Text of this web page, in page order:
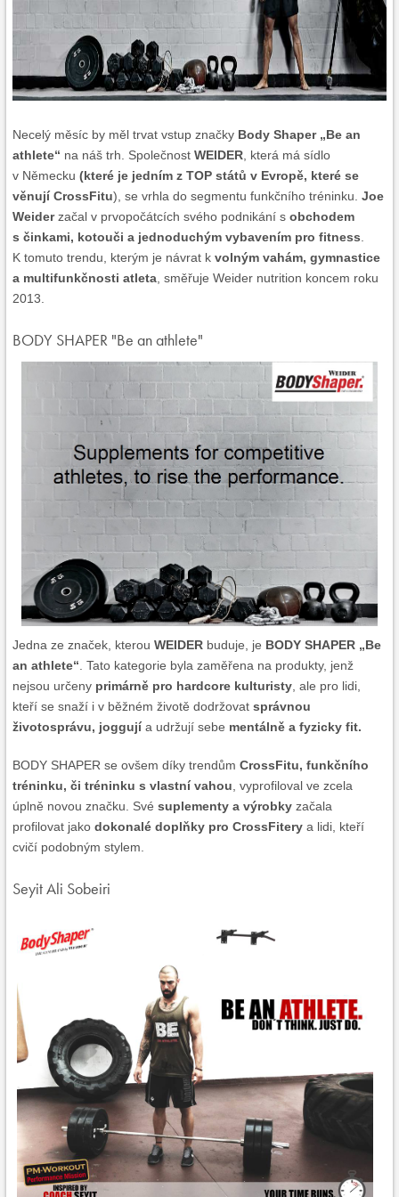
Necelý měsíc by měl trvat vstup značky Body Shaper „Be an
athlete“ na náš trh. Společnost WEIDER , která má sídlo
v Německu (které je jedním z TOP států v Evropě, které se
věnují CrossFitu), se vrhla do segmentu funkčního tréninku. Joe
Weiderzačal v prvopočátcích svého podnikání s obchodem
s činkami, kotouči a jednoduchým vybavením pro fitness
K tomuto trendu, kterým je návrat k volným vahám, gymnastice
a multifunkčnosti atleta , směřuje Weider nutrition koncem roku
2013.
BODY SHAPER "Be an athlete"
Jedna ze značek, kterou WEIDER buduje, je BODY SHAPER „Be
an athlete“ . Tato kategorie byla zaměřena na produkty, jenž
nejsou určeny primárně pro hardcore kulturisty , ale pro lidi,
kteří se snaží i v běžném životě dodržovat správnou
životosprávu, joggujía udržují sebe mentálně a fyzicky fit.
BODY SHAPER se ovšem díky trendům CrossFitu, funkčního
tréninku, či tréninku s vlastní vahou , vyprofiloval ve zcela
úplně novou značku. Své suplementy a výrobky začala
profilovat jako dokonalé doplňky pro CrossFitery a lidi, kteří
cvičí podobným stylem.
Seyit Ali Sobeiri